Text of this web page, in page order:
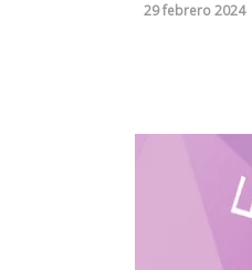
29 febrero 2024